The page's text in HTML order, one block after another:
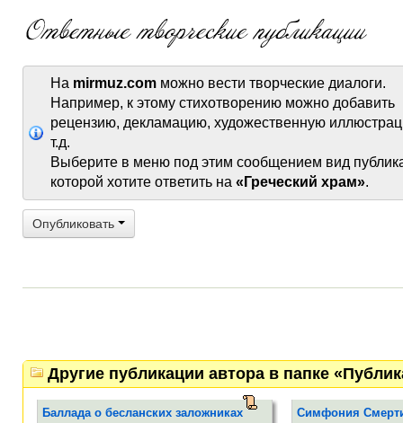
На mirmuz.com можно вести творческие диалоги.
Например, к этому стихотворению можно добавить
рецензию, декламацию, художественную
т.д.
Выберите в меню под этим сообщением вид
которой хотите ответить на «Греческий храм».
Опубликовать
Другие публикации автора в папке
Баллада о бесланских заложниках Симфония